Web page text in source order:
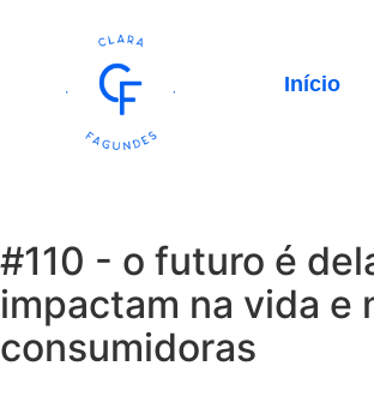
Início
#110 - o futuro é
impactam na vida e
consumidoras